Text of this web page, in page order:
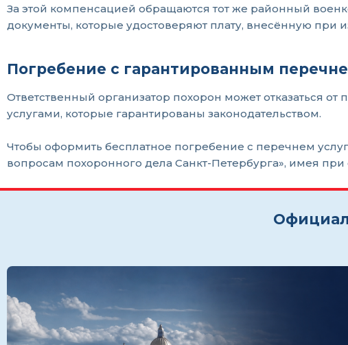
За этой компенсацией обращаются тот же районный
документы, которые удостоверяют плату, внесённую при
Погребение с гарантированным
Ответственный организатор похорон может отказаться
услугами, которые гарантированы законодательством.
Чтобы оформить бесплатное погребение с перечнем
вопросам похоронного дела Санкт-Петербурга», имея при